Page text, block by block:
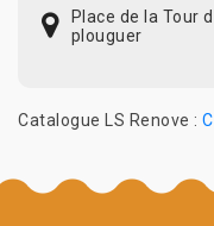
Place de la Tour
plouguer
Catalogue LS Renove :